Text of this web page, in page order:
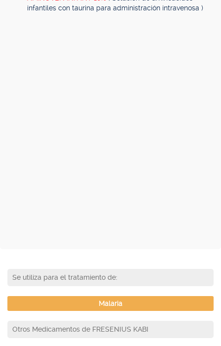
infantiles con taurina para administración intravenosa )
Se utiliza para el tratamiento de:
Malaria
Otros Medicamentos de FRESENIUS KABI